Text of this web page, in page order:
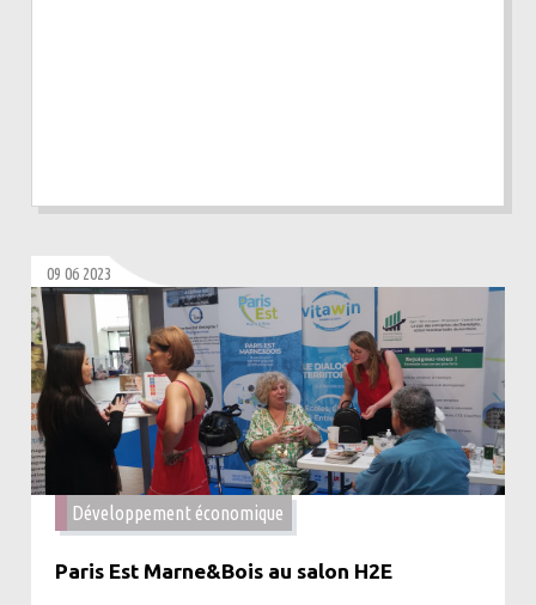
09 06 2023
Développement économique
Paris Est Marne&Bois au salon H2E